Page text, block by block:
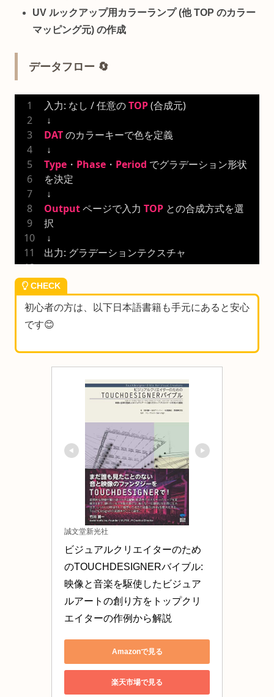
UV ルックアップ用カラーランプ (他 TOP のカラー
マッピング元) の作成
データフロー 🔄
入力: なし / 任意の TOP (合成元)
↓
DAT のカラーキーで色を定義
↓
Type ・ Phase ・ Period でグラデーション形状
を決定
↓
Output ページで入力 TOP との合成方式を選
択
↓
出力: グラデーションテクスチャ
CHECK
初心者の方は、以下日本語書籍も手元にあると安心
です😊
誠文堂新光社
ビジュアルクリエイターのため
のTOUCHDESIGNERバイブル:
映像と音楽を駆使したビジュア
ルアートの創り方をトップクリ
エイターの作例から解説
Amazonで見る
楽天市場で見る